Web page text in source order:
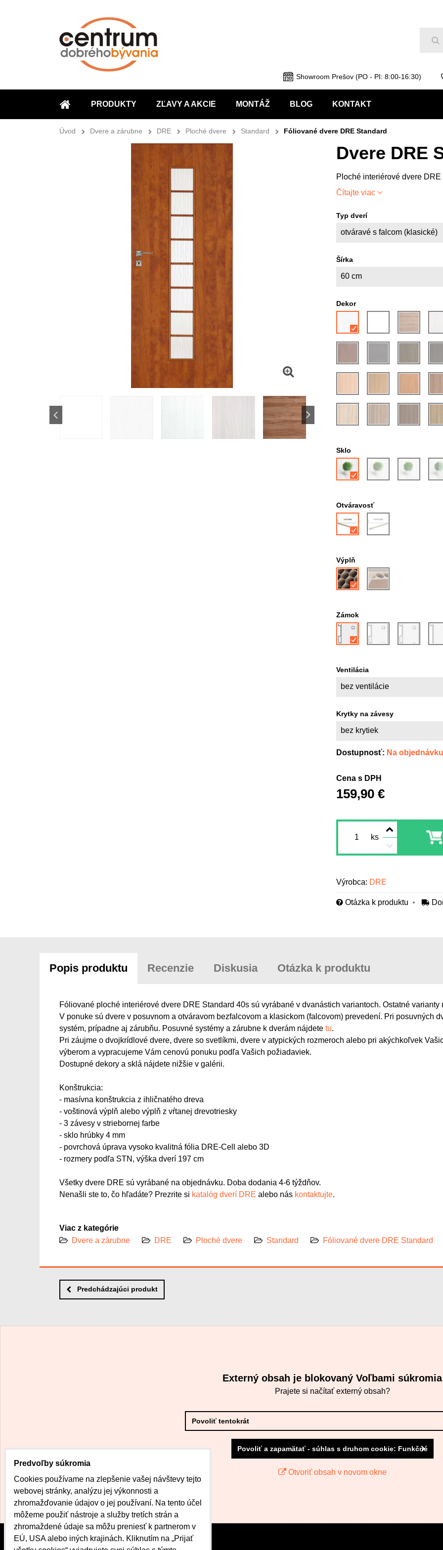
ÚVOD
PRODUKTY ZĽAVY A AKCIE MONTÁŽ BLOG KONTAKT
Showroom Prešov (PO - PI: 8:00-16:30)
Úvod Dvere a zárubne DRE Ploché dvere Standard Fóliované dvere DRE Standard
Dvere DRE
Ploché interiérové dvere DRE
Čítajte viac
Typ dverí
otváravé s falcom (klasické)
Šírka
60 cm
Dekor
Sklo
Otváravosť
Výplň
Zámok
Ventilácia
bez ventilácie
Krytky na závesy
bez krytiek
Dostupnosť: Na objednávku
Cena s DPH
159,90 €
ks
Výrobca: DRE
Otázka k produktu
Popis produktu Recenzie Diskusia Otázka k produktu
Fóliované ploché interiérové dvere DRE Standard 40s sú vyrábané v dvanástich variantoch. Ostatné
V ponuke sú dvere v posuvnom a otváravom bezfalcovom a klasickom (falcovom) prevedení. Pri posuvných
systém, prípadne aj zárubňu. Posuvné systémy a zárubne k dverám nájdete tu.
Pri záujme o dvojkrídlové dvere, dvere so svetlíkmi, dvere v atypických rozmeroch alebo pri akýchkoľvek
výberom a vypracujeme Vám cenovú ponuku podľa Vašich požiadaviek.
Dostupné dekory a sklá nájdete nižšie v galérii.
Konštrukcia:
- masívna konštrukcia z ihličnatého dreva
- voštinová výplň alebo výplň z vŕtanej drevotriesky
- 3 závesy v striebornej farbe
- sklo hrúbky 4 mm
- povrchová úprava vysoko kvalitná fólia DRE-Cell alebo 3D
- rozmery podľa STN, výška dverí 197 cm
Všetky dvere DRE sú vyrábané na objednávku. Doba dodania 4-6 týždňov.
Nenašli ste to, čo hľadáte? Prezrite si katalóg dverí DRE alebo nás kontaktujte.
Viac z kategórie
Dvere a zárubne
DRE Ploché dvere Standard Fóliované dvere DRE Standard
Predchádzajúci produkt
Externý obsah je blokovaný Voľbami súkromia
Prajete si načítať externý obsah?
Povoliť tentokrát
Povoliť a zapamätať - súhlas s druhom cookie: Funkčné
Otvoriť obsah v novom okne
Predvoľby súkromia
Cookies používame na zlepšenie vašej návštevy tejto
webovej stránky, analýzu jej výkonnosti a
zhromažďovanie údajov o jej používaní. Na tento účel
môžeme použiť nástroje a služby tretích strán a
zhromaždené údaje sa môžu preniesť k partnerom v
EÚ, USA alebo iných krajinách. Kliknutím na „Prijať